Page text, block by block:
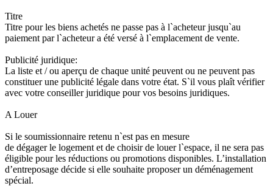
Titre
Titre pour les biens achetés ne passe pas à l`acheteur jusqu`au
paiement par l`acheteur a été versé à l`emplacement de vente.
Publicité juridique:
La liste et / ou aperçu de chaque unité peuvent ou ne peuvent pas
constituer une publicité légale dans votre état. S`il vous plaît vérifier
avec votre conseiller juridique pour vos besoins juridiques.
A Louer
Si le soumissionnaire retenu n`est pas en mesure
de dégager le logement et de choisir de louer l`espace, il ne sera pas
éligible pour les réductions ou promotions disponibles. L’installation
d’entreposage décide si elle souhaite proposer un déménagement
spécial.